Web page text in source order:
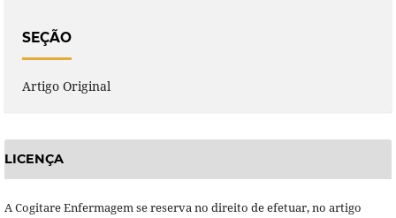
SEÇÃO
Artigo Original
LICENÇA
A Cogitare Enfermagem se reserva no direito de efetuar, no artigo